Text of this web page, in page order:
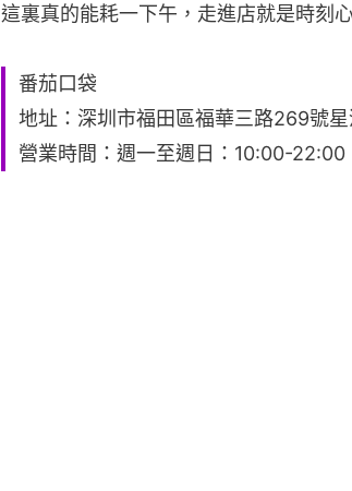
這裏真的能耗一下午，走進店就是時刻
番茄口袋
地址：深圳市福田區福華三路269號
營業時間：週一至週日：10:00-22:00